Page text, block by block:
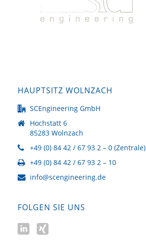
HAUPTSITZ WOLNZACH
SCEngineering GmbH
Hochstatt 6
85283 Wolnzach
+49 (0) 84 42 / 67 93 2 – 0 (Zentrale)
+49 (0) 84 42 / 67 93 2 – 10
info@scengineering.de
FOLGEN SIE UNS